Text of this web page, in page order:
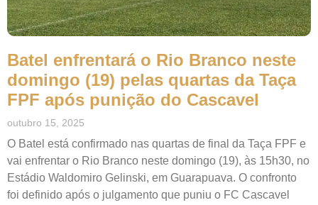
Batel enfrentará o Rio Branco neste
domingo (19) pelas quartas da Taça
FPF após punição do Cascavel
outubro 15, 2025
O Batel está confirmado nas quartas de final da Taça FPF e
vai enfrentar o Rio Branco neste domingo (19), às 15h30, no
Estádio Waldomiro Gelinski, em Guarapuava. O confronto
foi definido após o julgamento que puniu o FC Cascavel